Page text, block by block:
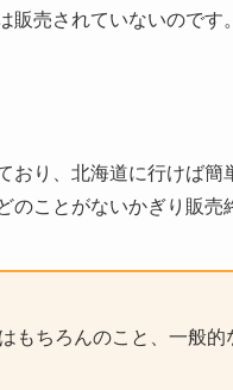
売されていないのです。
おり、北海道に行けば
ことがないかぎり販売
もちろんのこと、一般